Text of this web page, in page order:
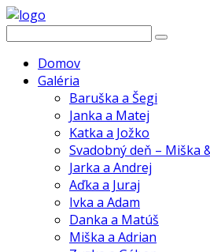
Domov
Galéria
Baruška a Šegi
Janka a Matej
Katka a Jožko
Svadobný deň – Miška
Jarka a Andrej
Aďka a Juraj
Ivka a Adam
Danka a Matúš
Miška a Adrian